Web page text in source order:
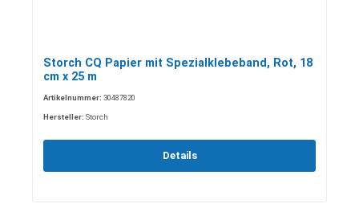
Storch CQ Papier mit Spezialklebeband, Rot, 18
cm x 25 m
Artikelnummer: 30487820
Hersteller: Storch
Details